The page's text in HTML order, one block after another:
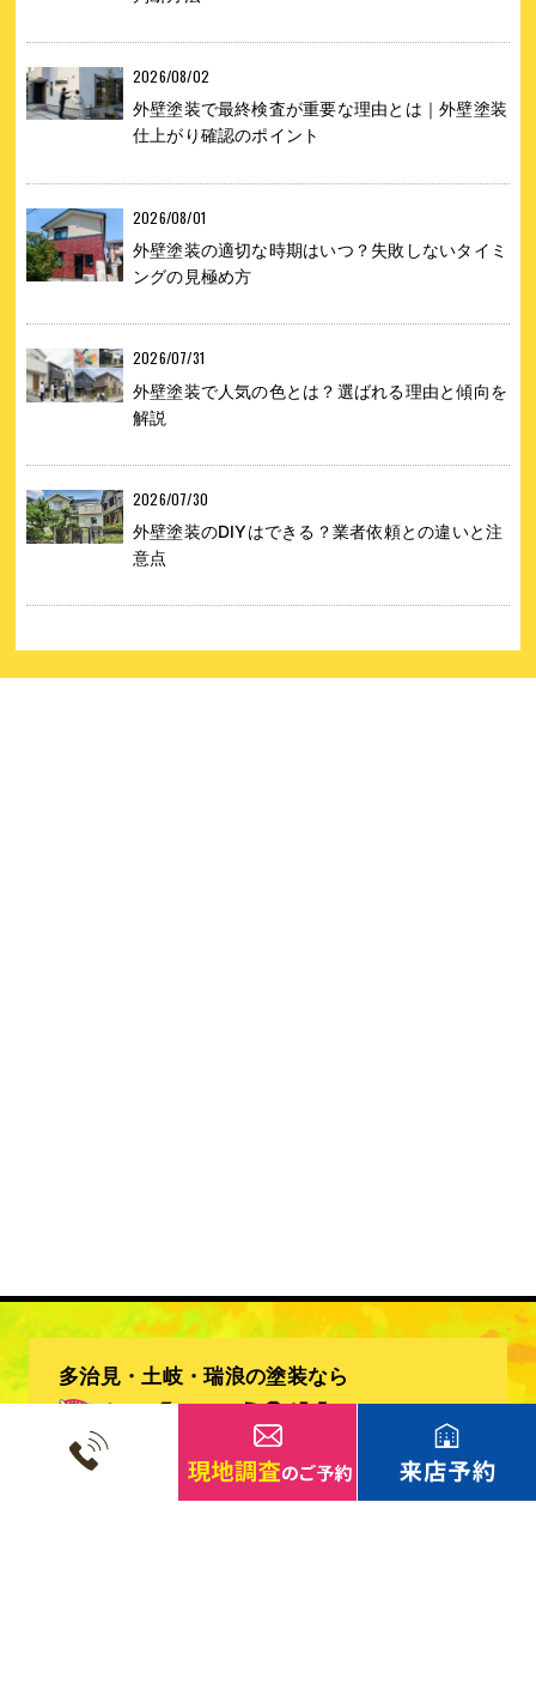
2026/08/02
外壁塗装で最終検査が重要な理由とは｜外壁塗装
仕上がり確認のポイント
2026/08/01
外壁塗装の適切な時期はいつ？失敗しないタイミ
ングの見極め方
2026/07/31
外壁塗装で人気の色とは？選ばれる理由と傾向を
解説
2026/07/30
外壁塗装のDIYはできる？業者依頼との違いと注
意点
多治見・土岐・瑞浪の塗装なら
有限会社 亀田塗装